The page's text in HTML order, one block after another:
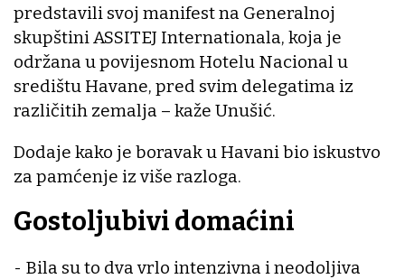
predstavili svoj manifest na Generalnoj
skupštini ASSITEJ Internationala, koja je
održana u povijesnom Hotelu Nacional u
središtu Havane, pred svim delegatima iz
različitih zemalja – kaže Unušić.
Dodaje kako je boravak u Havani bio iskustvo
za pamćenje iz više razloga.
Gostoljubivi domaćini
- Bila su to dva vrlo intenzivna i neodoljiva